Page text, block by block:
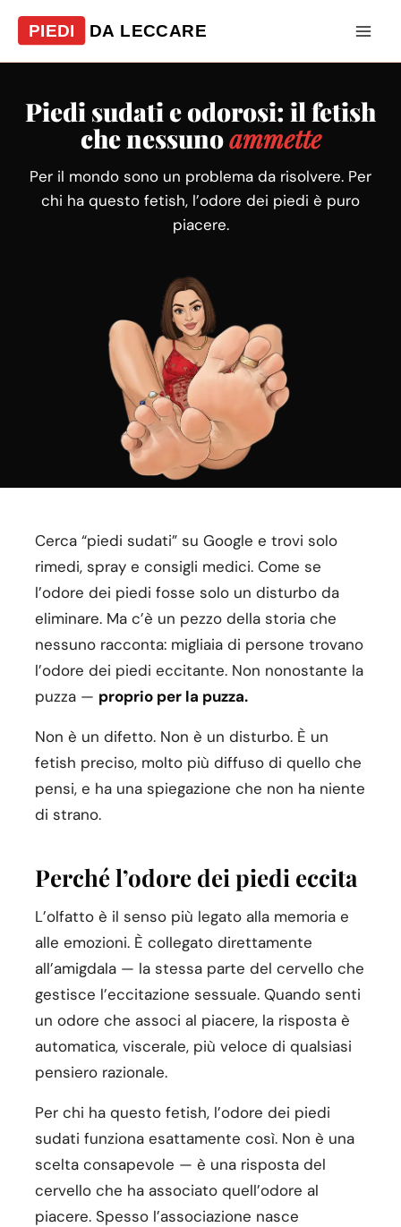
Piedi sudati e odorosi: il fetish
che nessunoammette
Per il mondo sono un problema da risolvere. Per
chi ha questo fetish, l’odore dei piedi è puro
piacere.
Cerca “piedi sudati” su Google e trovi solo
rimedi, spray e consigli medici. Come se
l’odore dei piedi fosse solo un disturbo da
eliminare. Ma c’è un pezzo della storia che
nessuno racconta: migliaia di persone trovano
l’odore dei piedi eccitante. Non nonostante la
puzza — proprio per la puzza.
Non è un difetto. Non è un disturbo. È un
fetish preciso, molto più diffuso di quello che
pensi, e ha una spiegazione che non ha niente
di strano.
Perché l’odore dei piedi eccita
L’olfatto è il senso più legato alla memoria e
alle emozioni. È collegato direttamente
all’amigdala — la stessa parte del cervello che
gestisce l’eccitazione sessuale. Quando senti
un odore che associ al piacere, la risposta è
automatica, viscerale, più veloce di qualsiasi
pensiero razionale.
Per chi ha questo fetish, l’odore dei piedi
sudati funziona esattamente così. Non è una
scelta consapevole — è una risposta del
cervello che ha associato quell’odore al
piacere. Spesso l’associazione nasce